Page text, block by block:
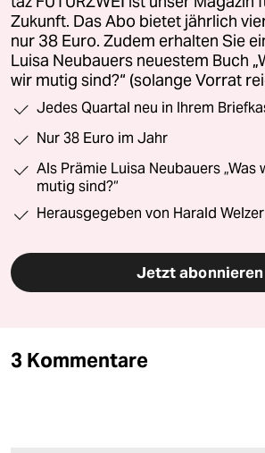
Zukunft. Das Abo bietet jährlich
nur 38 Euro. Zudem erhalten Sie
Luisa Neubauers neuestem Buch
wir mutig sind?“ (solange Vorrat
Jedes Quartal neu in Ihrem
Nur 38 Euro im Jahr
Als Prämie Luisa Neubauers „Was
mutig sind?“
Herausgegeben von Harald Welzer
Jetzt abonnieren
3 Kommentare